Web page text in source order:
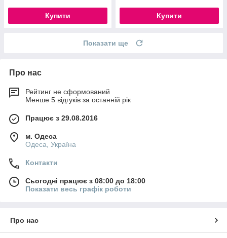
Купити Купити
Показати ще
Про нас
Рейтинг не сформований
Менше 5 відгуків за останній рік
Працює з 29.08.2016
м. Одеса
Одеса, Україна
Контакти
Сьогодні працює з 08:00 до 18:00
Показати весь графік роботи
Про нас